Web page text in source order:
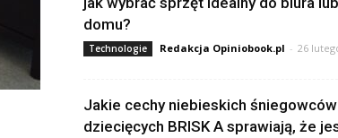
domu?
Technologie Redakcja Opiniobook.pl - 26
Jakie cechy niebieskich śniegowców
dziecięcych BRISK A sprawiają, że